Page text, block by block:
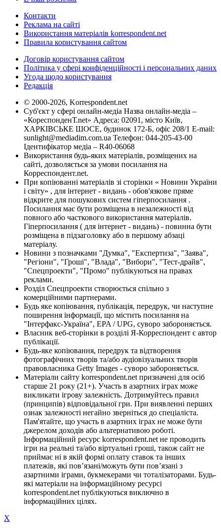
Контакти
Реклама на сайті
Використання матеріалів korrespondent.net
Правила користування сайтом
Договір користування сайтом
Політика у сфері конфіденційності і персональних даних
Угода щодо користування
Редакція
© 2000-2026, Korrespondent.net
Суб'єкт у сфері онлайн-медіа Назва онлайн-медіа –
«КореспонденТ.net» Адреса: 02091, місто Київ,
ХАРКІВСЬКЕ ШОСЕ, будинок 172-Б, офіс 208/1 E-mail:
sunlight@mediadim.com.ua Телефон: 044-205-43-00
Ідентифікатор медіа – R40-06068
Використання будь-яких матеріалів, розміщених на
сайті, дозволяється за умови посилання на
Корреспондент.net.
При копіюванні матеріалів зі сторінки « Новини України
і світу» , для інтернет - видань - обов'язкове пряме
відкрите для пошукових систем гіперпосилання .
Посилання має бути розміщена в незалежності від
повного або часткового використання матеріалів.
Гіперпосилання ( для інтернет - видань) - повинна бути
розміщена в підзаголовку або в першому абзаці
матеріалу.
Новини з позначками "Думка", "Експертиза", "Заява",
"Регіони", "Гроші", "Влада", "Вибори", "Тест-драйв",
"Спецпроекти", "Промо" публікуються на правах
реклами.
Розділ Спецпроекти створюється спільно з
комерційними партнерами.
Будь яке копіювання, публікація, передрук, чи наступне
поширення інформації, що містить посилання на
"Інтерфакс-Україна", EPA / UPG, суворо забороняється.
Власник веб-сторінки в розділі Я-Корреспондент є автор
публікації.
Будь-яке копіювання, передрук та відтворення
фотографічних творів та/або аудіовізуальних творів
правовласника Getty Images - суворо забороняється.
Матеріали сайту korrespondent.net призначені для осіб
старше 21 року (21+). Участь в азартних іграх може
викликати ігрову залежність. Дотримуйтесь правил
(принципів) відповідальної гри. При виявленні перших
ознак залежності негайно зверніться до спеціаліста.
Пам'ятайте, що участь в азартних іграх не може бути
джерелом доходів або альтернативою роботі.
Інформаційний ресурс korrespondent.net не проводить
ігри на реальні та/або віртуальні гроші, також сайт не
приймає ні в якій формі оплату ставок та інших
платежів, які пов’язані/можуть бути пов’язані з
азартними іграми, букмекерами чи тоталізаторами. Будь-
які матеріали на інформаційному ресурсі
korrespondent.net публікуються виключно в
інформаційних цілях.
X